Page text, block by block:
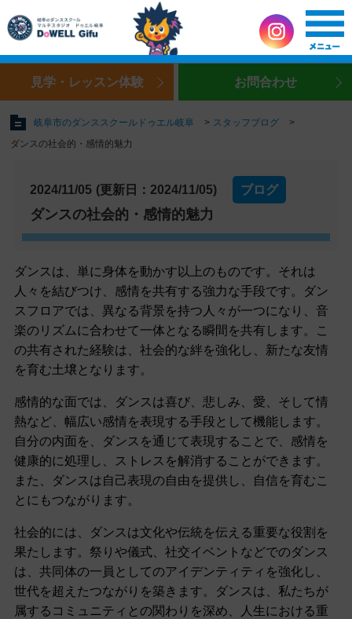
見学・レッスン体験 お問合わせ
岐阜市のダンススクールドゥエル岐阜
スタッフブログ
ダンスの社会的・感情的魅力
2024/11/05 (更新日：2024/11/05) ブログ
ダンスの社会的・感情的魅力
ダンスは、単に身体を動かす以上のものです。それは
人々を結びつけ、感情を共有する強力な手段です。ダン
スフロアでは、異なる背景を持つ人々が一つになり、音
楽のリズムに合わせて一体となる瞬間を共有します。こ
の共有された経験は、社会的な絆を強化し、新たな友情
を育む土壌となります。
感情的な面では、ダンスは喜び、悲しみ、愛、そして情
熱など、幅広い感情を表現する手段として機能します。
自分の内面を、ダンスを通じて表現することで、感情を
健康的に処理し、ストレスを解消することができます。
また、ダンスは自己表現の自由を提供し、自信を育むこ
とにもつながります。
社会的には、ダンスは文化や伝統を伝える重要な役割を
果たします。祭りや儀式、社交イベントなどでのダンス
は、共同体の一員としてのアイデンティティを強化し、
世代を超えたつながりを築きます。ダンスは、私たちが
属するコミュニティとの関わりを深め、人生における重